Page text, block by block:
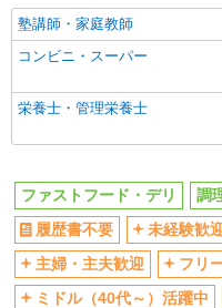
塾講師・家庭教師
コンビニ・スーパー
栄養士・管理栄養士
ファストフード・デリ
調
履歴書不要
未経験歓
主婦・主夫歓迎
フリ
ミドル（40代～）活躍中